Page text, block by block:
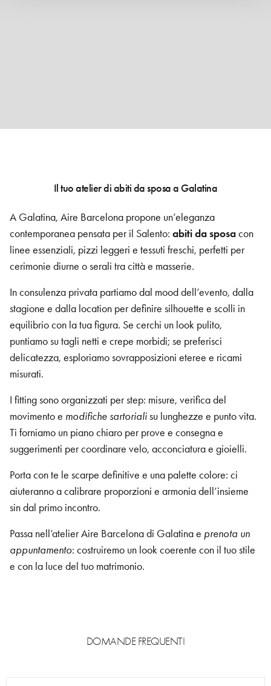
Il tuo atelier di abiti da sposa a Galatina
A Galatina, Aire Barcelona propone un’eleganza
contemporanea pensata per il Salento: abiti da sposacon
linee essenziali, pizzi leggeri e tessuti freschi, perfetti per
cerimonie diurne o serali tra città e masserie.
In consulenza privata partiamo dal mood dell’evento, dalla
stagione e dalla location per definire silhouette e scolli in
equilibrio con la tua figura. Se cerchi un look pulito,
puntiamo su tagli netti e crepe morbidi; se preferisci
delicatezza, esploriamo sovrapposizioni eteree e ricami
misurati.
I fitting sono organizzati per step: misure, verifica del
movimento e modifiche sartorialisu lunghezze e punto vita.
Ti forniamo un piano chiaro per prove e consegna e
suggerimenti per coordinare velo, acconciatura e gioielli.
Porta con te le scarpe definitive e una palette colore: ci
aiuteranno a calibrare proporzioni e armonia dell’insieme
sin dal primo incontro.
Passa nell’atelier Aire Barcelona di Galatina e prenota un
appuntamento: costruiremo un look coerente con il tuo stile
e con la luce del tuo matrimonio.
DOMANDE FREQUENTI